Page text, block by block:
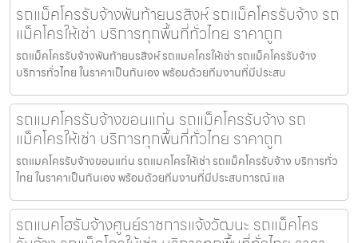
รถแม็คโครรับจ้างพันท้ายนรสิงห์ รถแม็คโครรับจ้าง รถ
แม็คโครให้เช่า บริการทุกพื้นที่ทั่วไทย ราคาถูก
รถแม็คโครรับจ้างพันท้ายนรสิงห์ รถแมคโครให้เช่า รถแม็คโครรับจ้าง
บริการทั่วไทย ในราคาเป็นกันเอง พร้อมด้วยทีมงานที่มีประสบ
รถแมคโครรับจ้างขอนแก่น รถแม็คโครรับจ้าง รถ
แม็คโครให้เช่า บริการทุกพื้นที่ทั่วไทย ราคาถูก
รถแมคโครรับจ้างขอนแก่น รถแมคโครให้เช่า รถแม็คโครรับจ้าง บริการทั่ว
ไทย ในราคาเป็นกันเอง พร้อมด้วยทีมงานที่มีประสบการณ์ แล
รถแบคโฮรับจ้างศูนย์ราชการแจ้งวัฒนะ รถแม็คโคร